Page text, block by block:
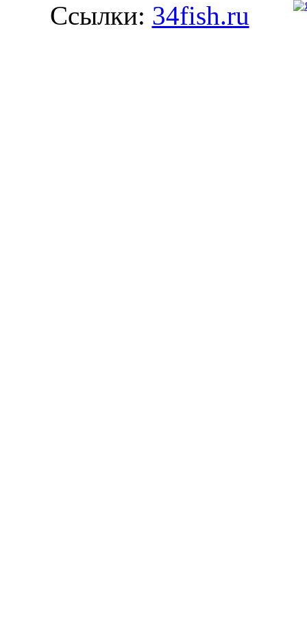
Ссылки: 34fish.ru